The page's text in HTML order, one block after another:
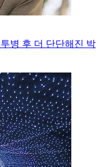
병 후 더 단단해진 박